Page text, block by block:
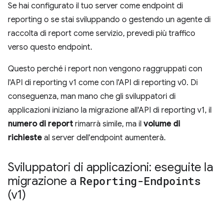
Se hai configurato il tuo server come endpoint di
reporting o se stai sviluppando o gestendo un agente di
raccolta di report come servizio, prevedi più traffico
verso questo endpoint.
Questo perché i report non vengono raggruppati con
l'API di reporting v1 come con l'API di reporting v0. Di
conseguenza, man mano che gli sviluppatori di
applicazioni iniziano la migrazione all'API di reporting v1, il
numero di report rimarrà simile, ma il volume di
richieste al server dell'endpoint aumenterà.
Sviluppatori di applicazioni: eseguite la
migrazione a Reporting-Endpoints
(v1)